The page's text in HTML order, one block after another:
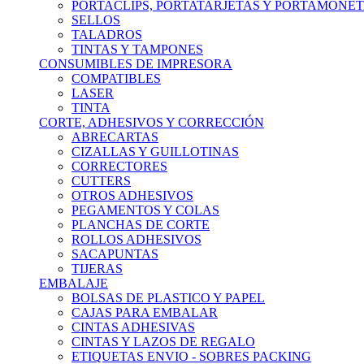
PORTACLIPS, PORTATARJETAS Y
SELLOS
TALADROS
TINTAS Y TAMPONES
CONSUMIBLES DE IMPRESORA
COMPATIBLES
LASER
TINTA
CORTE, ADHESIVOS Y CORRECCIÓN
ABRECARTAS
CIZALLAS Y GUILLOTINAS
CORRECTORES
CUTTERS
OTROS ADHESIVOS
PEGAMENTOS Y COLAS
PLANCHAS DE CORTE
ROLLOS ADHESIVOS
SACAPUNTAS
TIJERAS
EMBALAJE
BOLSAS DE PLASTICO Y PAPEL
CAJAS PARA EMBALAR
CINTAS ADHESIVAS
CINTAS Y LAZOS DE REGALO
ETIQUETAS ENVIO - SOBRES PACKING